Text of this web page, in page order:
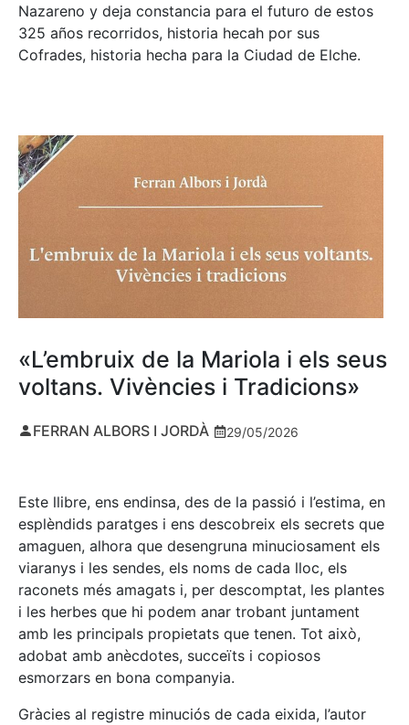
Nazareno y deja constancia para el futuro de estos
325 años recorridos, historia hecah por sus
Cofrades, historia hecha para la Ciudad de Elche.
«L’embruix de la Mariola i els seus
voltans. Vivències i Tradicions»
FERRAN ALBORS I JORDÀ 29/05/2026
Este llibre, ens endinsa, des de la passió i l’estima, en
esplèndids paratges i ens descobreix els secrets que
amaguen, alhora que desengruna minuciosament els
viaranys i les sendes, els noms de cada lloc, els
raconets més amagats i, per descomptat, les plantes
i les herbes que hi podem anar trobant juntament
amb les principals propietats que tenen. Tot això,
adobat amb anècdotes, succeïts i copiosos
esmorzars en bona companyia.
Gràcies al registre minuciós de cada eixida, l’autor